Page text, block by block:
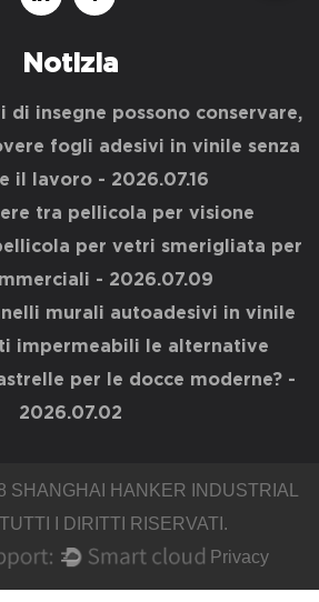
Notizia
insegne possono conservare,
fogli adesivi in vinile senza
il lavoro- 2026.07.16
tra pellicola per visione
per vetri smerigliata per
- 2026.07.09
murali autoadesivi in ​​vinile
impermeabili le alternative
per le docce moderne?-
2026.07.02
SHANGHAI HANKER INDUSTRIAL
I DIRITTI RISERVATI.
Privacy